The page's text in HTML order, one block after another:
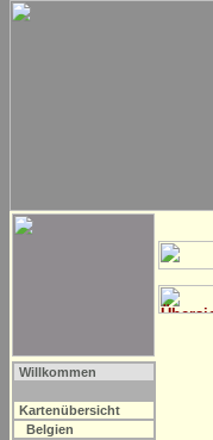
Willkommen
Kartenübersicht
Belgien